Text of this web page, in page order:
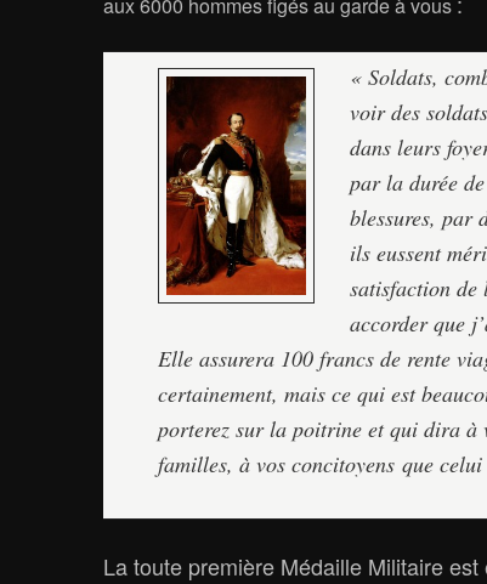
« Soldats,
voir des
dans leurs
par la durée
blessures, par
ils eussent
satisfaction
accorder que
Elle assurera 100 francs de rente
certainement, mais ce qui est
porterez sur la poitrine et qui dira à
familles, à vos concitoyens que
La toute première Médaille Militaire est